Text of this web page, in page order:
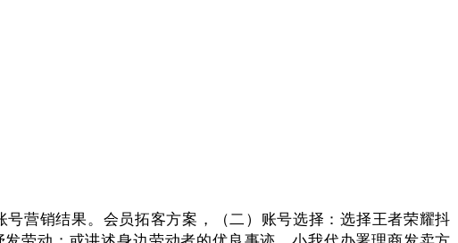
营销结果。会员拓客方案，（二）账号选择：选择王者荣耀抖